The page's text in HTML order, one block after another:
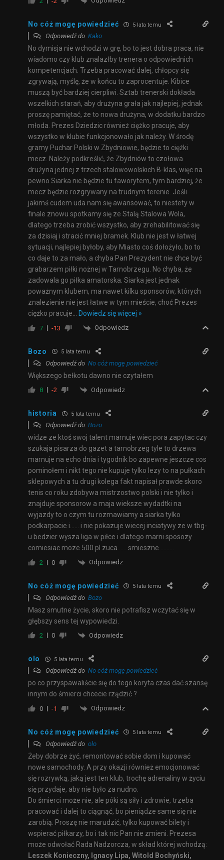
No cóż mogę powiedzieć 5 lata temu
Odpowiedź do Kako
No dymisja nie wchodzi w grę, bo to jest dobra praca, nie
wiadomo czy klub znalazłby trenera o odpowiednich
kompetencjach. Trzeba pracować dalej, chłopcy się
zgrywają, myślę, że w końcu to zaprocentuje. Kibice
muszą być bardziej cierpliwi. Sztab trenerski dokłada
wszelkich starań, aby drużyna grała jak najlepiej, jednak
proszę pamiętać, że to nowa drużyna, w dodatku bardzo
młoda. Prezes Dziedzic również ciężko pracuje, aby
wszystko w klubie funkcjonowało jak należy. W środę
gramy Puchar Polski w Zbydniowie, będzie to ciężki
mecz. Należy podkreślić, że Zbydniów to czołowa
drużyna jednej z trzech stalowowolskich B-klas, więc na
pewno Siarka nie będzie tu faworytem, tym bardziej, że
mecz będzie rozgrywany na trudnym terenie. Jeśli
jakimś cudem uda nam się awansować, to niestety w
finale znowu spotkamy się ze Stalą Stalowa Wola,
dlatego trzeba zrobić wszystko, aby zrehabilitować się
za dzisiaj i stracić mniej bramek. Klub nie jest w łatwej
sytuacji, najlepiej byłoby, aby Miasto coś dołożyło, bo to
co daje to za mało, a chyba Pan Prezydent nie chce być
grabarzem piłki nożnej w Tarnobrzegu. No chyba, że
zadowala go piłka amatorska. Siarka jest jednak
poważnym klubem, ma nawet kilku sponsorów, których
znalezienie nie jest łatwe w tym mieście, choć Prezes
ciężko pracuje
Dowiedz się więcej »
7 -13 Odpowiedz
Bozo 5 lata temu
Odpowiedź do No cóż mogę powiedzieć
Większego bełkotu dawno nie czytałem
8 -2 Odpowiedz
historia 5 lata temu
Odpowiedź do Bozo
widze ze ktoś swoj talent marnuje wiec pora zapytac czy
szukaja pisarza do gazet a tarnobrzeg tyle to drzewa
marnuje na echo dnia i tygodnik bo zapewne jeszcze cos
pominołem i nikt tego nie kupuje tylko lezy to na pułkach
sklepowych a tu drugi kolega fakt napisał prawde skoro
tenis co roku zdobywa mistrzostwo polski i nie tylko i
znajduje sponsorow a maja wieksze wydadtki na
wyjazdy to o czym tu rozmawiamy a siarka tylko
podkarpacie i…… i nie pokazuje wiecej inciatywy ze w tbg-
u bedzier wysza liga w piłce i dlatego marni sposozy
comiesiac moze 500 pl zuca…….smieszne……….
2 0 Odpowiedz
No cóż mogę powiedzieć 5 lata temu
Odpowiedź do Bozo
Masz smutne życie, skoro nie potrafisz wczytać się w
głębszy sens tej wypowiedzi.
2 0 Odpowiedz
olo 5 lata temu
Odpowiedź do No cóż mogę powiedzieć
po co przyspawaliście się do tego koryta czas dać szansę
innym do śmierci chcecie rządzić ?
0 -1 Odpowiedz
No cóż mogę powiedzieć 5 lata temu
Odpowiedź do olo
Żeby dobrze żyć, remontować sobie dom i kupować
nowe samochody. A przy okazji również emocjonować
się rozrywką, jaką jest ten klub, trochę adrenaliny w życiu
się przydaje, aby nie było za nudno.
Do śmierci może nie, ale póki są siły i zdrowie, trzeba
pracować i dalej to ciągnąć, bo pieniądze same się nie
zarobią. Proszę nie marudzić, tylko kupować bilety i
wspierać piłkarzy, bo i tak nic Pan nie zmieni. Prezesa
może odwołać Rada Nadzorcza, w skład której wchodzą:
Leszek Konieczny, Ignacy Lipa, Witold Bochyński,